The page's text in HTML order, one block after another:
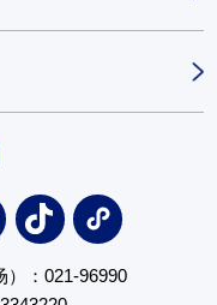
）：021-96990